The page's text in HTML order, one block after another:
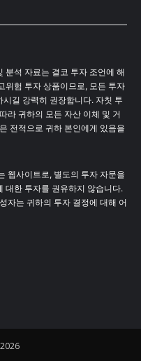
석 자료는 결코 투자 조언에 해
위험 투자 상품이므로, 모든 투자
길 강력히 권장합니다. 자칫 투
라 귀하의 모든 자산 이체 및 거
전적으로 귀하 본인에게 있음을
웹사이트로, 별도의 투자 자문을
대한 투자를 권유하지 않습니다.
자는 귀하의 투자 결정에 대해 어